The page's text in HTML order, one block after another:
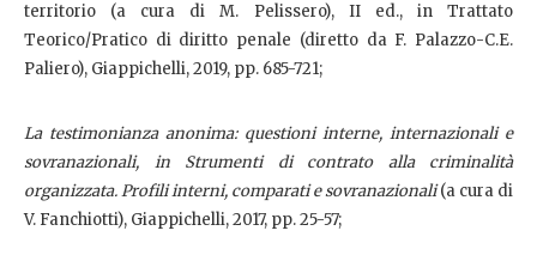
territorio (a cura di M. Pelissero), II ed., in Trattato
Teorico/Pratico di diritto penale (diretto da F. Palazzo-C.E.
Paliero), Giappichelli, 2019, pp. 685-721;
La testimonianza anonima: questioni interne, internazionali e
sovranazionali, in Strumenti di contrato alla criminalità
organizzata. Profili interni, comparati e sovranazionali(a cura di
V. Fanchiotti), Giappichelli, 2017, pp. 25-57;